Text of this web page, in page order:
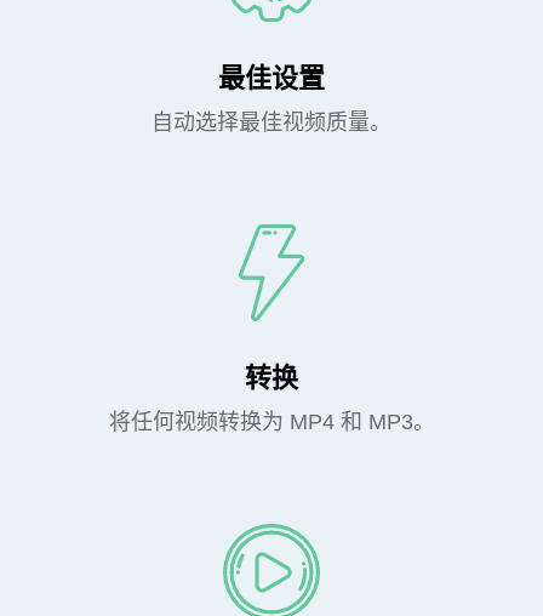
最佳设置
自动选择最佳视频质量。
转换
将任何视频转换为 MP4 和 MP3。